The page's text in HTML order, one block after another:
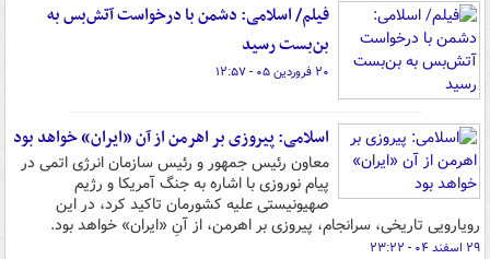
فیلم/ اسلامی: دشمن با درخواست آتش‌بس به
بن‌بست رسید
۲۰ فروردین ۰۵ - ۱۲:۵۷
اسلامی: پیروزی بر اهرمن از آن «ایران» خواهد بود
معاون رئیس جمهور و رئیس سازمان انرژی اتمی در
پیام نوروزی با اشاره به جنگ آمریکا و رژیم
صهیونیستی علیه کشورمان تاکید کرد، در این
رویارویی تاریخی، سرانجام، پیروزی بر اهرمن، از آنِ «ایران» خواهد بود.
۲۹ اسفند ۰۴ - ۲۳:۲۲